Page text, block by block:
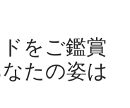
をご鑑賞
たの姿は